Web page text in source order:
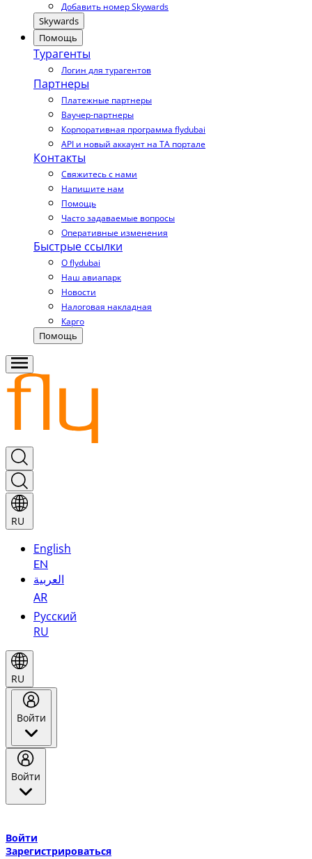
Добавить номер Skywards
Skywards
Помощь
Турагенты
Логин для турагентов
Партнеры
Платежные партнеры
Ваучер-партнеры
Корпоративная программа flydubai
API и новый аккаунт на TA портале
Контакты
Свяжитесь с нами
Напишите нам
Помощь
Часто задаваемые вопросы
Оперативные изменения
Быстрые ссылки
О flydubai
Наш авиапарк
Новости
Налоговая накладная
Карго
Помощь
RU
English
EN
العربية
AR
Русский
RU
RU
Войти
Войти
Войти
Зарегистрироваться